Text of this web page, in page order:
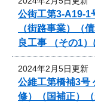
公街工第3-A19-1
（街路事業）（
良工事 （その1
2024年2月5日更新
公維工第橋補3号
修）（国補正）